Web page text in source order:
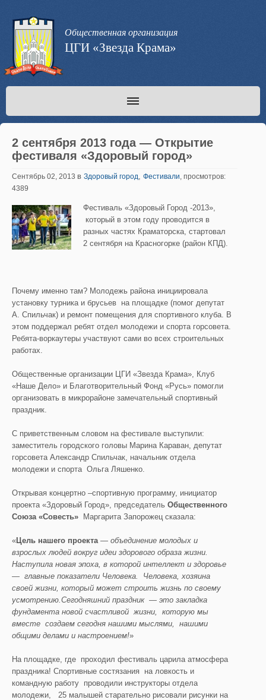
Общественная организация
ЦГИ «Звезда Крама»
2 сентября 2013 года — Открытие
фестиваля «Здоровый город»
Сентябрь 02, 2013 в Здоровый город, Фестивали, просмотров:
4389
Фестиваль «Здоровый Город -2013»,
который в этом году проводится в
разных частях Краматорска, стартовал
2 сентября на Красногорке (район КПД).
Почему именно там? Молодежь района инициировала
установку турника и брусьев на площадке (помог депутат
А. Спильчак) и ремонт помещения для спортивного клуба. В
этом поддержал ребят отдел молодежи и спорта горсовета.
Ребята-воркаутеры участвуют сами во всех строительных
работах.
Общественные организации ЦГИ «Звезда Крама», Клуб
«Наше Дело» и Благотворительный Фонд «Русь» помогли
организовать в микрорайоне замечательный спортивный
праздник.
С приветственным словом на фестивале выступили:
заместитель городского головы Марина Караван, депутат
горсовета Александр Спильчак, начальник отдела
молодежи и спорта Ольга Ляшенко.
Открывая концертно –спортивную программу, инициатор
проекта «Здоровый Город», председатель Общественного
Союза «Совесть» Маргарита Запорожец сказала:
«Цель нашего проекта— объединение молодых и
взрослых людей вокруг идеи здорового образа жизни.
Наступила новая эпоха, в которой интеллект и здоровье
— главные показатели Человека. Человека, хозяина
своей жизни, который может строить жизнь по своему
усмотрению.Сегодняшний праздник — это закладка
фундамента новой счастливой жизни, которую мы
вместе создаем сегодня нашими мыслями, нашими
общими делами и настроением!»
На площадке, где проходил фестиваль царила атмосфера
праздника! Спортивные состязания на ловкость и
командную работу проводили инструкторы отдела
молодежи, 25 малышей старательно рисовали рисунки на